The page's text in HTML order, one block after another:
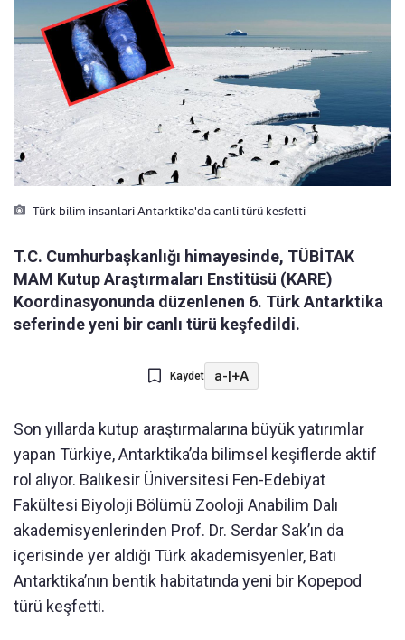
Türk bilim insanlari Antarktika'da canli türü kesfetti
T.C. Cumhurbaşkanlığı himayesinde, TÜBİTAK
MAM Kutup Araştırmaları Enstitüsü (KARE)
Koordinasyonunda düzenlenen 6. Türk Antarktika
seferinde yeni bir canlı türü keşfedildi.
Kaydet a-|+A
Son yıllarda kutup araştırmalarına büyük yatırımlar
yapan Türkiye, Antarktika’da bilimsel keşiflerde aktif
rol alıyor. Balıkesir Üniversitesi Fen-Edebiyat
Fakültesi Biyoloji Bölümü Zooloji Anabilim Dalı
akademisyenlerinden Prof. Dr. Serdar Sak’ın da
içerisinde yer aldığı Türk akademisyenler, Batı
Antarktika’nın bentik habitatında yeni bir Kopepod
türü keşfetti.